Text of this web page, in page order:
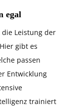
egal
Leistung der
gibt es
passen
Entwicklung
trainiert